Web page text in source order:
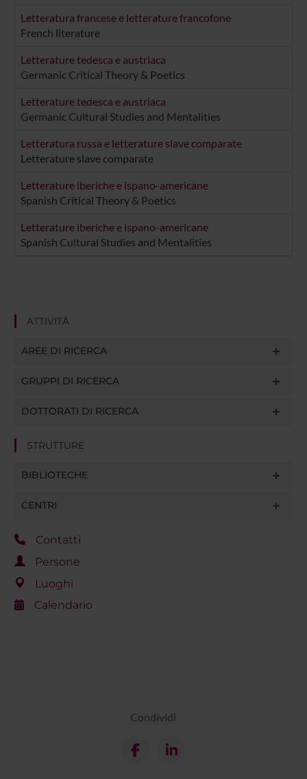
Letteratura francese e letterature francofone
French literature
Letterature tedesca e austriaca
Germanic Critical Theory & Poetics
Letterature tedesca e austriaca
Germanic Cultural Studies and Mentalities
Letteratura russa e letterature slave comparate
Letterature slave comparate
Letterature iberiche e ispano-americane
Spanish Critical Theory & Poetics
Letterature iberiche e ispano-americane
Spanish Cultural Studies and Mentalities
ATTIVITÀ
AREE DI RICERCA
GRUPPI DI RICERCA
DOTTORATI DI RICERCA
STRUTTURE
BIBLIOTECHE
CENTRI
Contatti
Persone
Luoghi
Calendario
Condividi